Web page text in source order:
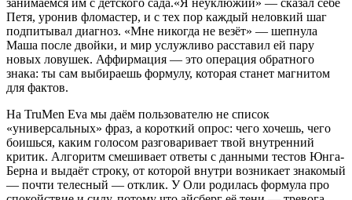
Петя, уронив фломастер, и c тех пор каждый неловкий шаг
подпитывал диагноз. «Мне никогда не везёт» — шепнула
Маша после двойки, и мир услужливо расставил ей пару
новых ловушек. Аффирмация — это операция обратного
знака: ты сам выбираешь формулу, которая станет магнитом
для фактов.
На TruMen Eva мы даём пользователю не список
«универсальных» фраз, а короткий опрос: чего хочешь, чего
боишься, каким голосом разговаривает твой внутренний
критик. Алгоритм смешивает ответы с данными тестов Юнга-
Берна и выдаёт строку, от которой внутри возникает знакомый
— почти телесный — отклик. У Оли родилась формула про